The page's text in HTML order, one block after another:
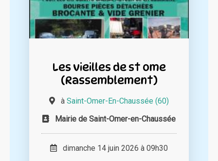
Les vieilles de st ome
(Rassemblement)
à Saint-Omer-En-Chaussée (60)
Mairie de Saint-Omer-en-Chaussée
dimanche 14 juin 2026 à 09h30